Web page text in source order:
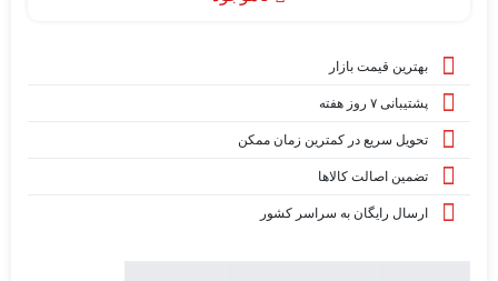
بهترین قیمت بازار
پشتیبانی ۷ روز هفته
تحویل سریع در کمترین زمان ممکن
تضمین اصالت کالاها
ارسال رایگان به سراسر کشور